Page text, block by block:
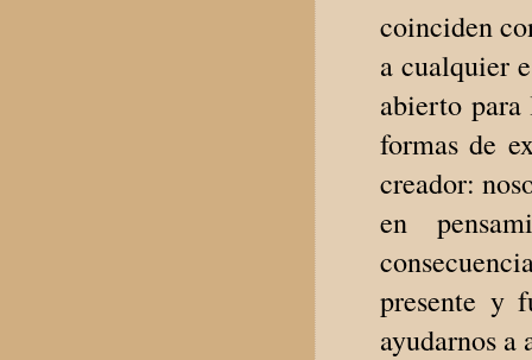
coinciden
a cualquier
abierto
formas de
creador:
en
presente y
ayudarnos a